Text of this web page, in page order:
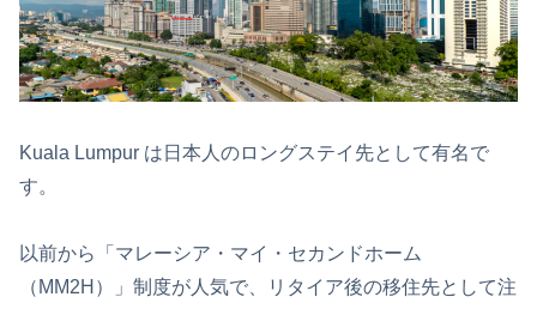
Kuala Lumpur は日本人のロングステイ先として有名で
す。
以前から「マレーシア・マイ・セカンドホーム
（MM2H）」制度が人気で、リタイア後の移住先として注